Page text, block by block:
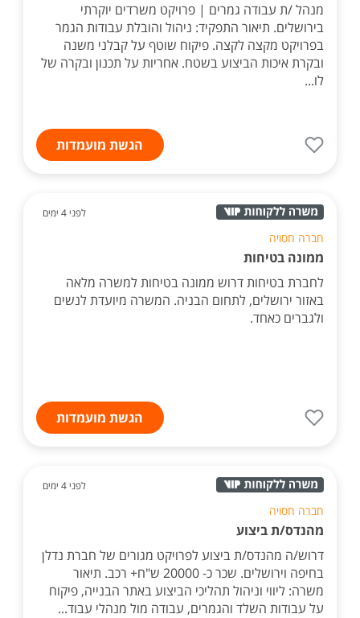
מנהל /ת עבודה גמרים | פרויקט משרדים יוקרתי
בירושלים. תיאור התפקיד: ניהול והובלת עבודות הגמר
בפרויקט מקצה לקצה. פיקוח שוטף על קבלני משנה
ובקרת איכות הביצוע בשטח. אחריות על תכנון ובקרה של
לו...
הגשת מועמדות
לפני 4 ימים
חברה חסויה
ממונה בטיחות
לחברת בטיחות דרוש ממונה בטיחות למשרה מלאה
באזור ירושלים, לתחום הבניה. המשרה מיועדת לנשים
ולגברים כאחד.
הגשת מועמדות
לפני 4 ימים
חברה חסויה
מהנדס/ת ביצוע
דרוש/ה מהנדס/ת ביצוע לפרויקט מגורים של חברת נדלן
בחיפה וירושלים. שכר כ- 20000 ש"ח+ רכב. תיאור
משרה: ליווי וניהול תהליכי הביצוע באתר הבנייה, פיקוח
על עבודות השלד והגמרים, עבודה מול מנהלי עבוד...